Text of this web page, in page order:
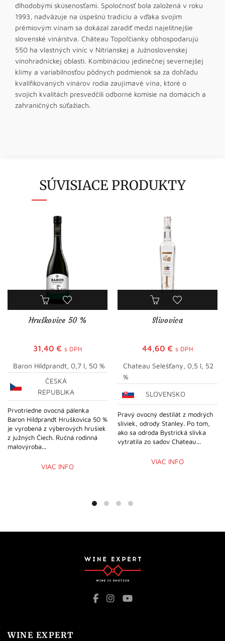
dlhodobými skúsenosťami. Spoločnosť bola založená v roku
1993, nadväzuje na úspešnú tradíciu a vďaka svojim
prémiovým vínam sa dokázal zaradiť medzi najelitnejšie
slovenské vinárstva. Château Topoľčianky obhospodarujú
550 ha vlastných viníc v Nitrianskej a Južnoslovenskej
vinohradníckej oblasti. Kombináciou jedinečnej severnejšej
klímy a variabilnosťou pôdnych podmienok sa za dohľadu
kvalifikovaných vinárov rodia zaujímavé vína, ktoré o
svojich kvalitách presvedčili odborné komisie na domácich a
zahraničných súťažiach.
SÚVISIACE PRODUKTY
Hruškovice 50 %
31,40 € s DPH
Baron Hildprandt, 0,7 l, 50 %
ČESKÁ
REPUBLIKA
Prvotriedne ovocná pálenka
Baron Hildprandt Hruškovica 50 %
je vyrobená z výberových hrušiek
z južných Čiech. Ručná rodinná
malovýroba...
VIAC INFO
Slivovica
44,60 € s DPH
Chateau Selešťany, 0,5 l, 52
%
SLOVENSKO
Pravý ovocný destilát z modrých
sliviek, odrody Stanley. Po tom,
ako sa odroda Bystrická slivka
vytratila zo sadov Chateau...
VIAC INFO
WINE EXPERT